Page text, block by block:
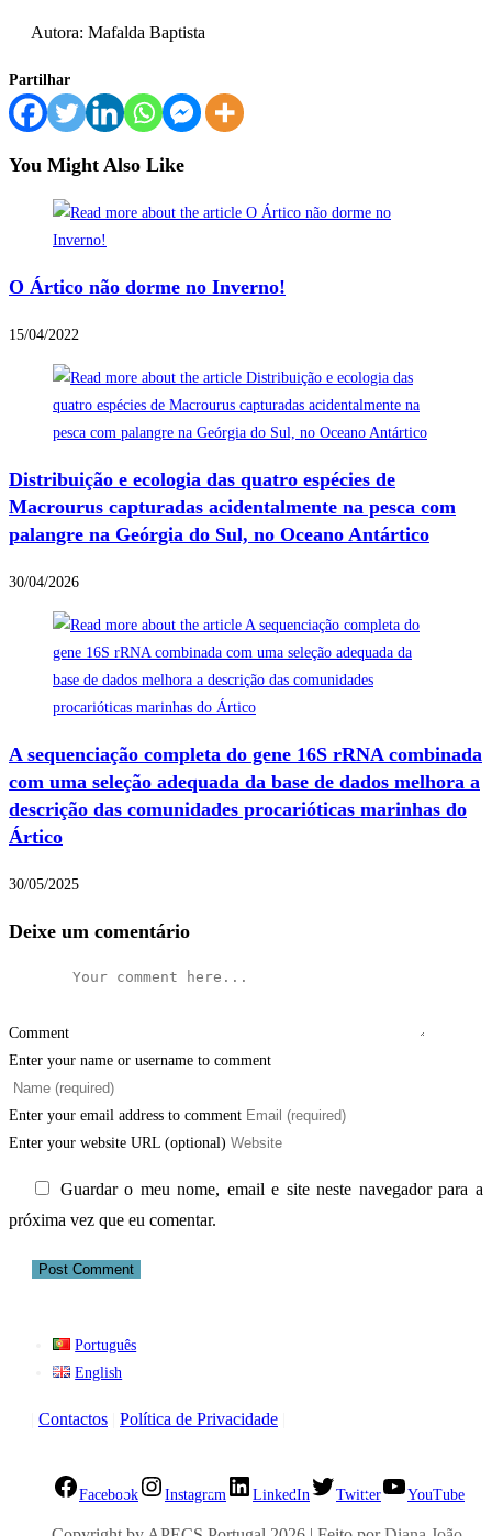
Autora: Mafalda Baptista
Partilhar
You Might Also Like
O Ártico não dorme no Inverno!
15/04/2022
Distribuição e ecologia das quatro espécies de
Macrourus capturadas acidentalmente na pesca com
palangre na Geórgia do Sul, no Oceano Antártico
30/04/2026
A sequenciação completa do gene 16S rRNA combinada
com uma seleção adequada da base de dados melhora a
descrição das comunidades procarióticas marinhas do
Ártico
30/05/2025
Deixe um comentário
Comment
Enter your name or username to comment
Enter your email address to comment
Enter your website URL (optional)
Guardar o meu nome, email e site neste navegador para a
próxima vez que eu comentar.
Português
English
Contactos Política de Privacidade
Facebook Instagram LinkedIn Twitter YouTube